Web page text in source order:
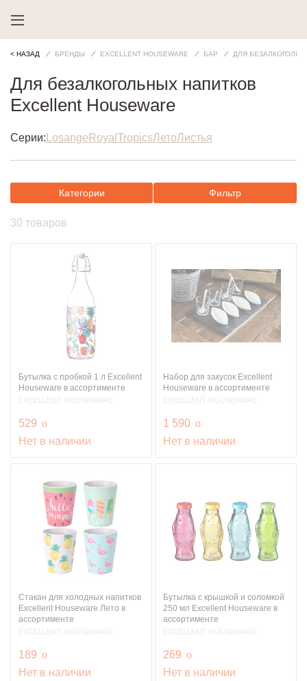
< НАЗАД БРЕНДЫ EXCELLENT HOUSEWARE БАР ДЛЯ
Для безалкогольных напитков
Excellent Houseware
Серии: Losange Royal TropicsЛетоЛистья
Категории Фильтр
30 товаров
Бутылка с пробкой 1 л Excellent
Houseware в ассортименте
EXCELLENT HOUSEWARE
529 руб.
o
Нет в наличии
Набор для закусок Excellent
Houseware в ассортименте
EXCELLENT HOUSEWARE
1 590 руб.
o
Нет в наличии
Стакан для холодных напитков
Excellent Houseware Лето в
ассортименте
EXCELLENT HOUSEWARE
189 руб.
o
Нет в наличии
Бутылка с крышкой и соломкой
250 мл Excellent Houseware в
ассортименте
EXCELLENT HOUSEWARE
269 руб.
o
Нет в наличии